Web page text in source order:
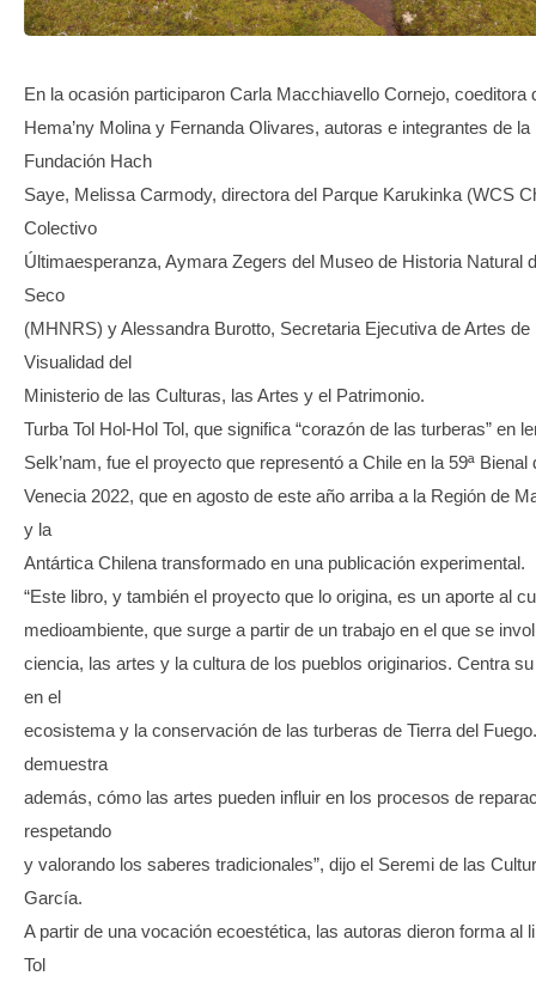
En la ocasión participaron Carla Macchiavello Cornejo, coeditora
Hema’ny Molina y Fernanda Olivares, autoras e integrantes de la
Fundación Hach
Saye, Melissa Carmody, directora del Parque Karukinka (WCS
Colectivo
Últimaesperanza, Aymara Zegers del Museo de Historia Natural
Seco
(MHNRS) y Alessandra Burotto, Secretaria Ejecutiva de Artes de
Visualidad del
Ministerio de las Culturas, las Artes y el Patrimonio.
Turba Tol Hol-Hol Tol, que significa “corazón de las turberas” en
Selk’nam, fue el proyecto que representó a Chile en la 59ª Bienal
Venecia 2022, que en agosto de este año arriba a la Región de
y la
Antártica Chilena transformado en una publicación experimental.
“Este libro, y también el proyecto que lo origina, es un aporte al
medioambiente, que surge a partir de un trabajo en el que se
ciencia, las artes y la cultura de los pueblos originarios. Centra
en el
ecosistema y la conservación de las turberas de Tierra del
demuestra
además, cómo las artes pueden influir en los procesos de
respetando
y valorando los saberes tradicionales”, dijo el Seremi de las
García.
A partir de una vocación ecoestética, las autoras dieron forma al
Tol